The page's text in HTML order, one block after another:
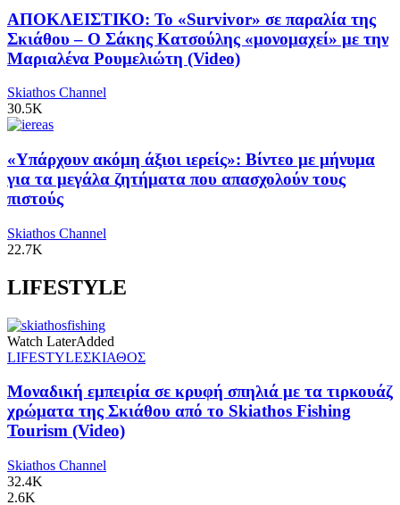
ΑΠΟΚΛΕΙΣΤΙΚΟ: Το «Survivor» σε παραλία της
Σκιάθου – Ο Σάκης Κατσούλης «μονομαχεί» με την
Μαριαλένα Ρουμελιώτη (Video)
Skiathos Channel
30.5K
«Υπάρχουν ακόμη άξιοι ιερείς»: Βίντεο με μήνυμα
για τα μεγάλα ζητήματα που απασχολούν τους
πιστούς
Skiathos Channel
22.7K
LIFESTYLE
Watch LaterAdded
LIFESTYLEΣΚΙΑΘΟΣ
Μοναδική εμπειρία σε κρυφή σπηλιά με τα τιρκουάζ
χρώματα της Σκιάθου από το Skiathos Fishing
Tourism (Video)
Skiathos Channel
32.4K
2.6K